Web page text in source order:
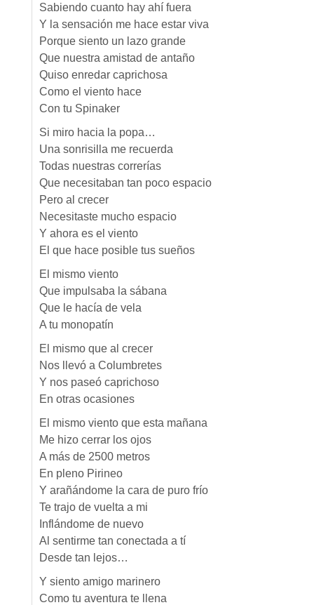
Sabiendo cuanto hay ahí fuera
Y la sensación me hace estar viva
Porque siento un lazo grande
Que nuestra amistad de antaño
Quiso enredar caprichosa
Como el viento hace
Con tu Spinaker
Si miro hacia la popa…
Una sonrisilla me recuerda
Todas nuestras correrías
Que necesitaban tan poco espacio
Pero al crecer
Necesitaste mucho espacio
Y ahora es el viento
El que hace posible tus sueños
El mismo viento
Que impulsaba la sábana
Que le hacía de vela
A tu monopatín
El mismo que al crecer
Nos llevó a Columbretes
Y nos paseó caprichoso
En otras ocasiones
El mismo viento que esta mañana
Me hizo cerrar los ojos
A más de 2500 metros
En pleno Pirineo
Y arañándome la cara de puro frío
Te trajo de vuelta a mi
Inflándome de nuevo
Al sentirme tan conectada a tí
Desde tan lejos…
Y siento amigo marinero
Como tu aventura te llena